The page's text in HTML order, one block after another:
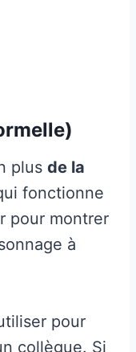
plus de la
fonctionne
pour montrer
à
pour
collègue. Si